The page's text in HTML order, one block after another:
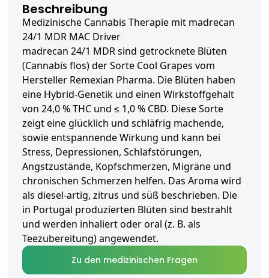
Beschreibung
Medizinische Cannabis Therapie mit madrecan
24/1 MDR MAC Driver
madrecan 24/1 MDR sind getrocknete Blüten
(Cannabis flos) der Sorte Cool Grapes vom
Hersteller Remexian Pharma. Die Blüten haben
eine Hybrid-Genetik und einen Wirkstoffgehalt
von 24,0 % THC und ≤ 1,0 % CBD. Diese Sorte
zeigt eine glücklich und schläfrig machende,
sowie entspannende Wirkung und kann bei
Stress, Depressionen, Schlafstörungen,
Angstzustände, Kopfschmerzen, Migräne und
chronischen Schmerzen helfen. Das Aroma wird
als diesel-artig, zitrus und süß beschrieben. Die
in Portugal produzierten Blüten sind bestrahlt
und werden inhaliert oder oral (z. B. als
Teezubereitung) angewendet.
Zu den medizinischen Fragen